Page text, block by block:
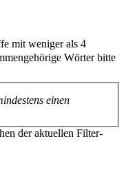
mit weniger als 4
Wörter bitte
einen
der aktuellen Filter-